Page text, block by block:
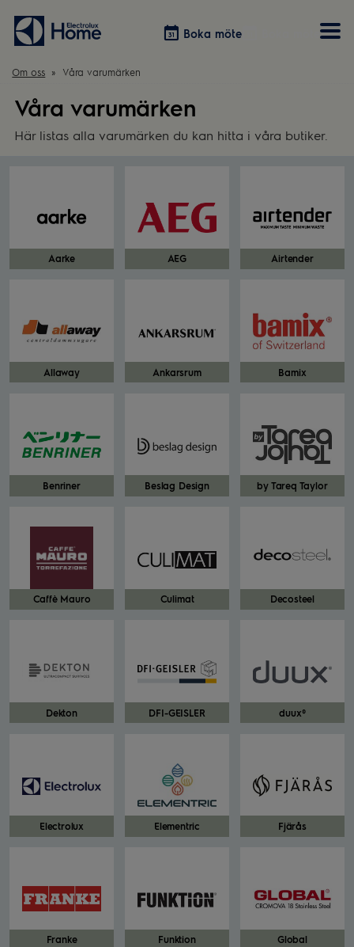
Boka möte
Våra kök
Inspiration
Förvaring
Välja garderobslösning
Vitvaror
Tvätt & Tork
Dammsugare
Om oss Våra varumärken
Våra varumärken
Här listas alla varumärken du kan hitta i våra butiker.
Aarke AEG Airtender
Allaway Ankarsrum Bamix
Benriner Beslag Design by Tareq Taylor
Caffè Mauro Culimat Decosteel
Dekton DFI-GEISLER duux®
Electrolux Elementric Fjärås
Franke Funktion Global